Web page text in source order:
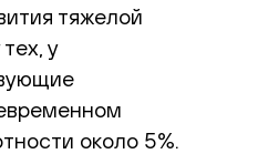
тяжелой
у
около 5%.